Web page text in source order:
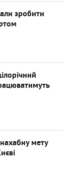
зробити
мету